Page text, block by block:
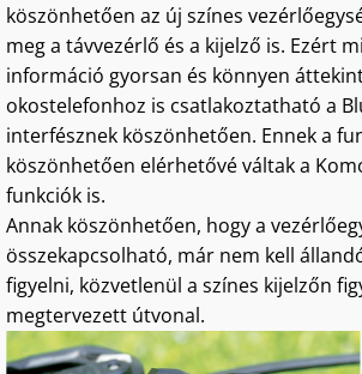
köszönhetően az új színes
meg a távvezérlő és a kijelző is. Ezért
információ gyorsan és könnyen
okostelefonhoz is csatlakoztatható a
interfésznek köszönhetően. Ennek a
köszönhetően elérhetővé váltak a
funkciók is.
Annak köszönhetően, hogy a
összekapcsolható, már nem kell
figyelni, közvetlenül a színes kijelzőn
megtervezett útvonal.